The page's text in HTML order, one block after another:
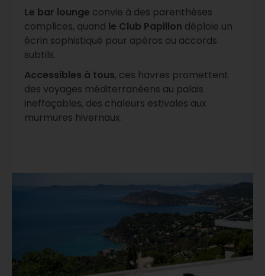
Le bar lounge convie à des parenthèses
complices, quand le Club Papillon déploie un
écrin sophistiqué pour apéros ou accords
subtils.
Accessibles à tous, ces havres promettent
des voyages méditerranéens au palais
ineffaçables, des chaleurs estivales aux
murmures hivernaux.